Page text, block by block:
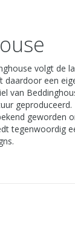
volgt de
daardoor een
van
geproduceerd.
geworden
tegenwoordig